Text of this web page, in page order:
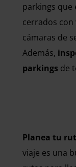
parkings
cerrados con
cámaras de
Además,
parkings de
Planea tu
viaje es una